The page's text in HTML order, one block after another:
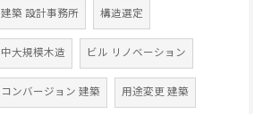
建築 設計事務所 構造選定
中大規模木造 ビル リノベーション
コンバージョン 建築 用途変更 建築